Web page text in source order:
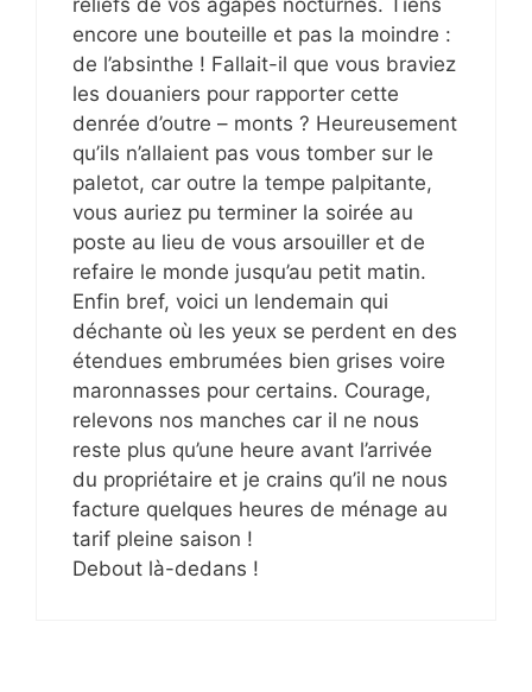
encore une bouteille et pas la moindre :
de l’absinthe ! Fallait-il que vous braviez
les douaniers pour rapporter cette
denrée d’outre – monts ? Heureusement
qu’ils n’allaient pas vous tomber sur le
paletot, car outre la tempe palpitante,
vous auriez pu terminer la soirée au
poste au lieu de vous arsouiller et de
refaire le monde jusqu’au petit matin.
Enfin bref, voici un lendemain qui
déchante où les yeux se perdent en des
étendues embrumées bien grises voire
maronnasses pour certains. Courage,
relevons nos manches car il ne nous
reste plus qu’une heure avant l’arrivée
du propriétaire et je crains qu’il ne nous
facture quelques heures de ménage au
tarif pleine saison !
Debout là-dedans !